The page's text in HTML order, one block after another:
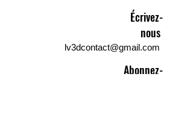
Écrivez-
nous
lv3dcontact@gmail.com
Abonnez-